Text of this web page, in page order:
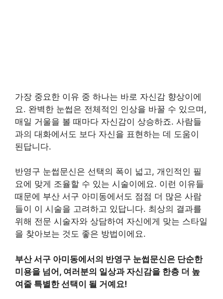
가장 중요한 이유 중 하나는 바로 자신감 향상이에
요. 완벽한 눈썹은 전체적인 인상을 바꿀 수 있으며,
매일 거울을 볼 때마다 자신감이 상승하죠. 사람들
과의 대화에서도 보다 자신을 표현하는 데 도움이
된답니다.
반영구 눈썹문신은 선택의 폭이 넓고, 개인적인 필
요에 맞게 조율할 수 있는 시술이에요. 이런 이유들
때문에 부산 서구 아미동에서도 점점 더 많은 사람
들이 이 시술을 고려하고 있답니다. 최상의 결과를
위해 전문 시술자와 상담하여 자신에게 맞는 스타일
을 찾아보는 것도 좋은 방법이에요.
부산 서구 아미동에서의 반영구 눈썹문신은 단순한
미용을 넘어, 여러분의 일상과 자신감을 한층 더 높
여줄 특별한 선택이 될 거예요!